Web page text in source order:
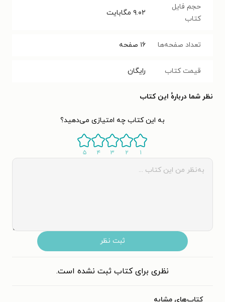
حجم فایل
کتاب
۹.۰۲ مگابایت
تعداد صفحه‌ها ۱۶ صفحه
قیمت کتاب رایگان
نظر شما دربارهٔ این کتاب
به این کتاب چه امتیازی می‌دهید؟
۱ ۲ ۳ ۴ ۵
ثبت نظر
نظری برای کتاب ثبت نشده است.
کتاب‌های مشابه